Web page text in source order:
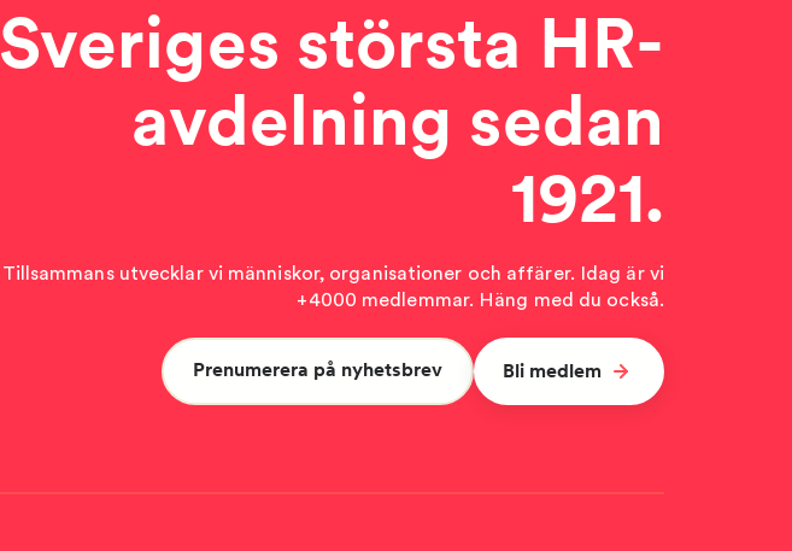
Sveriges största HR-
avdelning sedan
1921.
Tillsammans utvecklar vi människor, organisationer och affärer. Idag är vi
+4000 medlemmar. Häng med du också.
Prenumerera på nyhetsbrev Bli medlem